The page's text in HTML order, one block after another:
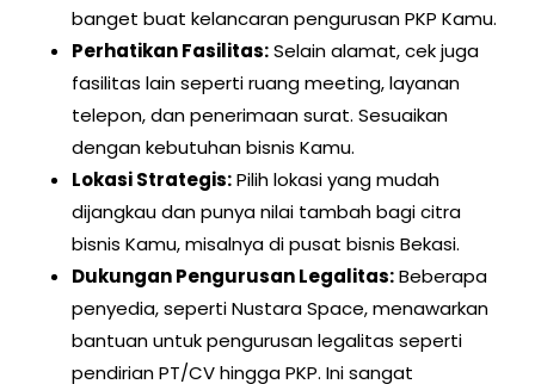
banget buat kelancaran pengurusan PKP Kamu.
Perhatikan Fasilitas:Selain alamat, cek juga
fasilitas lain seperti ruang meeting, layanan
telepon, dan penerimaan surat. Sesuaikan
dengan kebutuhan bisnis Kamu.
Lokasi Strategis:Pilih lokasi yang mudah
dijangkau dan punya nilai tambah bagi citra
bisnis Kamu, misalnya di pusat bisnis Bekasi.
Dukungan Pengurusan Legalitas:Beberapa
penyedia, seperti Nustara Space, menawarkan
bantuan untuk pengurusan legalitas seperti
pendirian PT/CV hingga PKP. Ini sangat